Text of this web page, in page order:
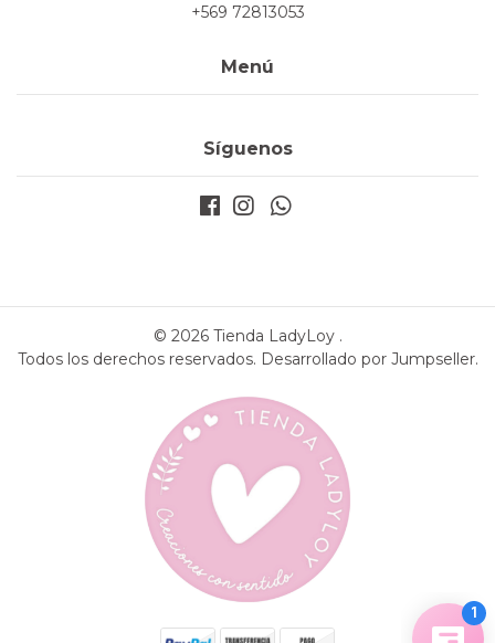
+569 72813053
Menú
Síguenos
© 2026 Tienda LadyLoy .
Todos los derechos reservados. Desarrollado por Jumpseller.